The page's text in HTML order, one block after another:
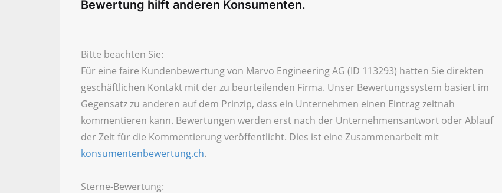
Bewertung hilft anderen Konsumenten.
Bitte beachten Sie:
Für eine faire Kundenbewertung von Marvo Engineering AG (ID 113293) hatten Sie direkten
geschäftlichen Kontakt mit der zu beurteilenden Firma. Unser Bewertungssystem basiert im
Gegensatz zu anderen auf dem Prinzip, dass ein Unternehmen einen Eintrag zeitnah
kommentieren kann. Bewertungen werden erst nach der Unternehmensantwort oder Ablauf
der Zeit für die Kommentierung veröffentlicht. Dies ist eine Zusammenarbeit mit
konsumentenbewertung.ch.
Sterne-Bewertung: